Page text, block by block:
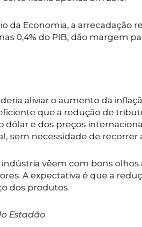
da Economia, a arrecadação
0,4% do PIB, dão margem
aliviar o aumento da
que a redução de
dólar e dos preços
sem necessidade de recorrer
vêem com bons
A expectativa é que a
dos produtos.
Estadão